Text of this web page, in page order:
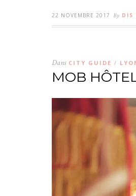
22 NOVEMBRE 2017 By DIS
Dans CITY GUIDE /
MOB